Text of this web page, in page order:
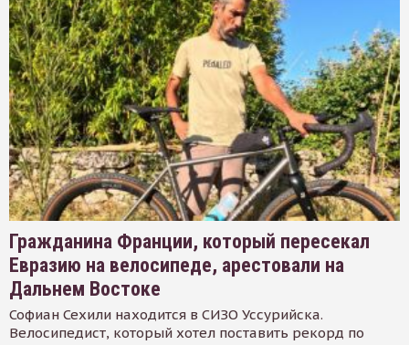
Гражданина Франции, который пересекал
Евразию на велосипеде, арестовали на
Дальнем Востоке
Софиан Сехили находится в СИЗО Уссурийска.
Велосипедист, который хотел поставить рекорд по